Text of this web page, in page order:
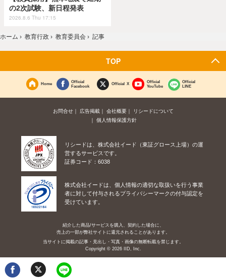
の2次試験、新日程発表
2026.8.6 Thu 17:15
ホーム › 教育行政 › 教育委員会 › 記事
TOP
Home
Official
Facebook
Official X
Official
YouTube
Official
LINE
お問合せ 広告掲載 会社概要
リシードについて
個人情報保護方針
リシードは、株式会社イード（東証グロース上場）の運
営するサービスです。
証券コード：6038
株式会社イードは、個人情報の適切な取扱いを行う事業
者に対して付与されるプライバシーマークの付与認定を
受けています。
紹介した商品/サービスを購入、契約した場合に、
売上の一部が弊社サイトに還元されることがあります。
当サイトに掲載の記事・見出し・写真・画像の無断転載を禁じます。
Copyright © 2026 IID, Inc.